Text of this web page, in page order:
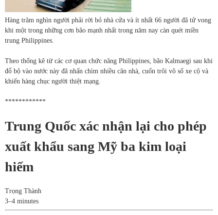
Hàng trăm nghìn người phải rời bỏ nhà cửa và ít nhất 66 người đã tử vong
khi một trong những cơn bão mạnh nhất trong năm nay càn quét miền
trung Philippines.
Theo thống kê từ các cơ quan chức năng Philippines, bão Kalmaegi sau khi
đổ bộ vào nước này đã nhấn chìm nhiều căn nhà, cuốn trôi vô số xe cộ và
khiến hàng chục người thiệt mạng.
************
Trung Quốc xác nhận lại cho phép
xuất khẩu sang Mỹ ba kim loại
hiếm
Trọng Thành
3–4 minutes